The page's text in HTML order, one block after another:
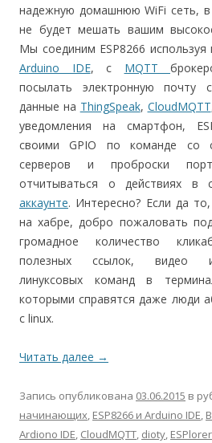
надежную домашнюю WiFi сеть, в
не будет мешать вашим
Мы соединим ESP8266
Arduino IDE, c MQTT
посылать электронную почту
данные на ThingSpeak, CloudMQTT
уведомления на смартфон,
своими GPIO по команде со
серверов и проброски
отчитываться о действиях в
аккаунте. Интересно? Если да
на хабре, добро пожаловать
громадное количество
полезных ссылок,
линуксовых команд в
которыми справятся даже люди
с linux.
Читать далее →
Запись опубликована 03.06.2015 в
начинающих, ESP8266 и Arduino IDE,
Ardiono IDE, CloudMQTT, dioty, ESPlorer